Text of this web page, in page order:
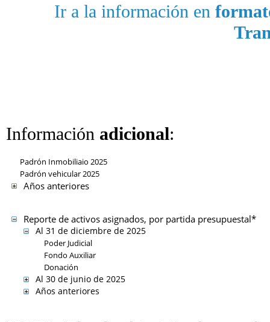
Ir a la información en
Información adicional:
Padrón Inmobiliaio 2025
Padrón vehicular 2025
Años anteriores
Reporte de activos asignados, por partida presupuestal*
Al 31 de diciembre de 2025
Poder Judicial
Fondo Auxiliar
Donación
Al 30 de junio de 2025
Años anteriores